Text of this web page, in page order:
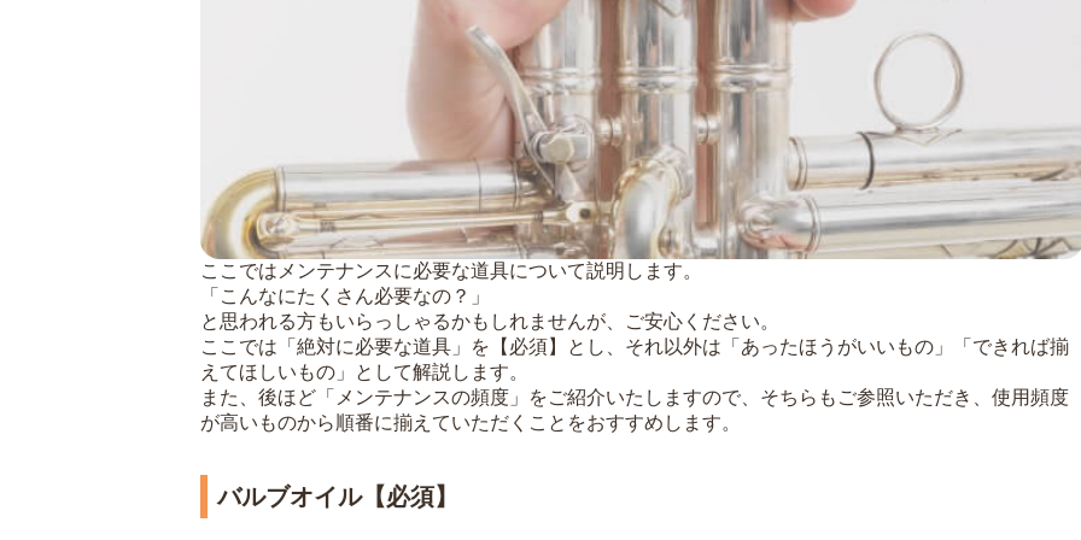
ここではメンテナンスに必要な道具について説明します。
「こんなにたくさん必要なの？」
と思われる方もいらっしゃるかもしれませんが、ご安心ください。
ここでは「絶対に必要な道具」を【必須】とし、それ以外は「あったほうがいいもの」「できれば揃
えてほしいもの」として解説します。
また、後ほど「メンテナンスの頻度」をご紹介いたしますので、そちらもご参照いただき、使用頻度
が高いものから順番に揃えていただくことをおすすめします。
バルブオイル【必須】